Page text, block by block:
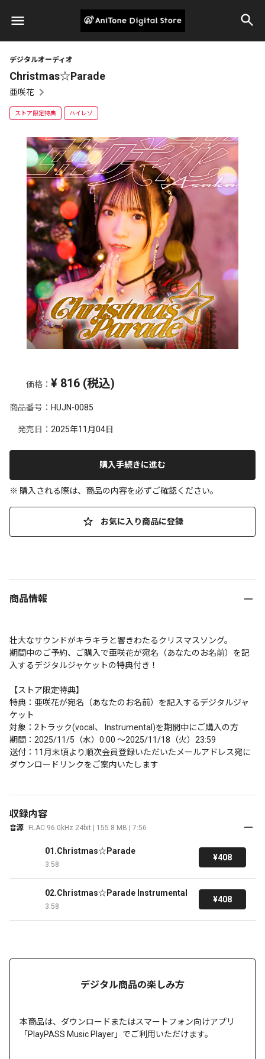
デジタルオーディオ
Christmas☆Parade
亜咲花
ストア限定特典 ハイレゾ
価格： ¥ 816 (税込)
商品番号： HUJN-0085
発売日： 2025年11月04日
購入手続きに進む
※ 購入される際は、商品の内容を必ずご確認ください。
お気に入り商品に登録
商品情報
壮大なサウンドがキラキラと響きわたるクリスマスソング。
期間中のご予約、ご購入で亜咲花が宛名（あなたのお名前）を記
入するデジタルジャケットの特典付き！
【ストア限定特典】
特典：亜咲花が宛名（あなたのお名前）を記入するデジタルジャ
ケット
対象：2トラック(vocal、 Instrumental)を期間中にご購入の方
期間：2025/11/5（水）0:00 ～2025/11/18（火）23:59
送付：11月末頃より順次会員登録いただいたメールアドレス宛に
ダウンロードリンクをご案内いたします
収録内容
音源 FLAC 96.0kHz 24bit | 155.8 MB | 7:56
01.Christmas☆Parade
3:58
¥408
02.Christmas☆Parade Instrumental
3:58
¥408
デジタル商品の楽しみ方
本商品は、 ダウンロードまたはスマートフォン向けアプリ
「PlayPASS Music Player」でご利用いただけます。